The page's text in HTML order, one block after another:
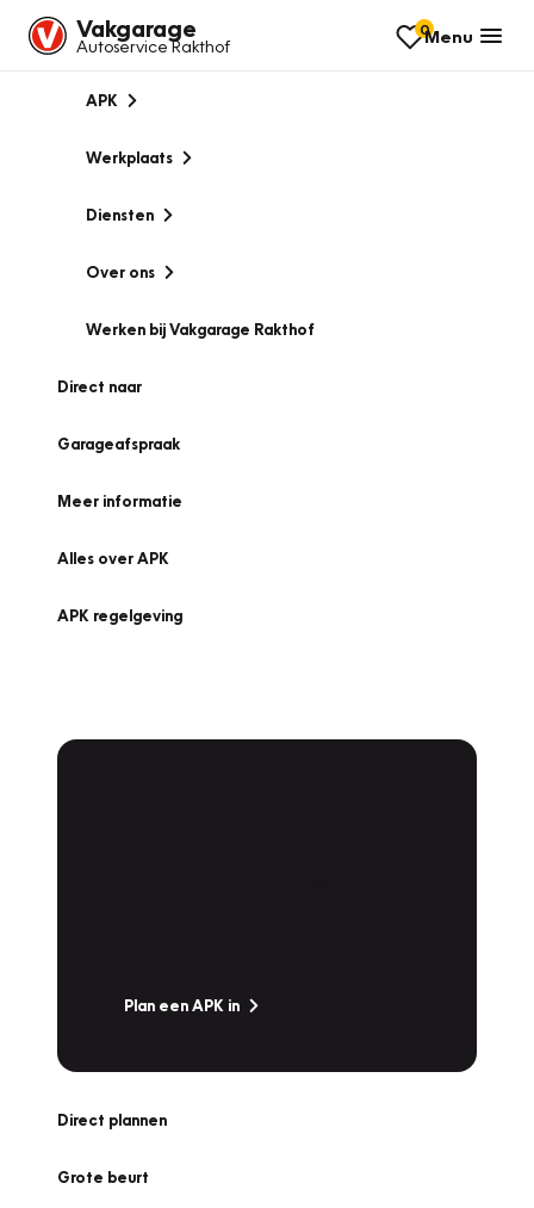
Vakgarage
Autoservice Rakthof
0Menu
APK
Werkplaats
Diensten
Over ons
Werken bij Vakgarage Rakthof
Direct naar
Garageafspraak
Meer informatie
Alles over APK
APK regelgeving
Plan een APK in
Direct plannen
Grote beurt